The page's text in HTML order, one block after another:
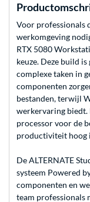
Voor professionals
werkomgeving
RTX 5080
keuze. Deze build
complexe taken in
componenten
bestanden, terwijl
werkervaring biedt.
processor voor de
productiviteit hoog
De ALTERNATE
systeem Powered
componenten en
team professionals